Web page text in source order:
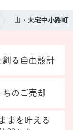
山・大宅中小路町